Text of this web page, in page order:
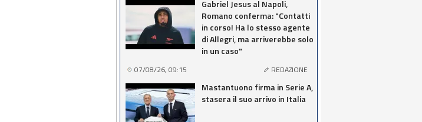
Gabriel Jesus al Napoli,
Romano conferma: "Contatti
in corso! Ha lo stesso agente
di Allegri, ma arriverebbe solo
in un caso"
07/08/26, 09:15 REDAZIONE
Mastantuono firma in Serie A,
stasera il suo arrivo in Italia